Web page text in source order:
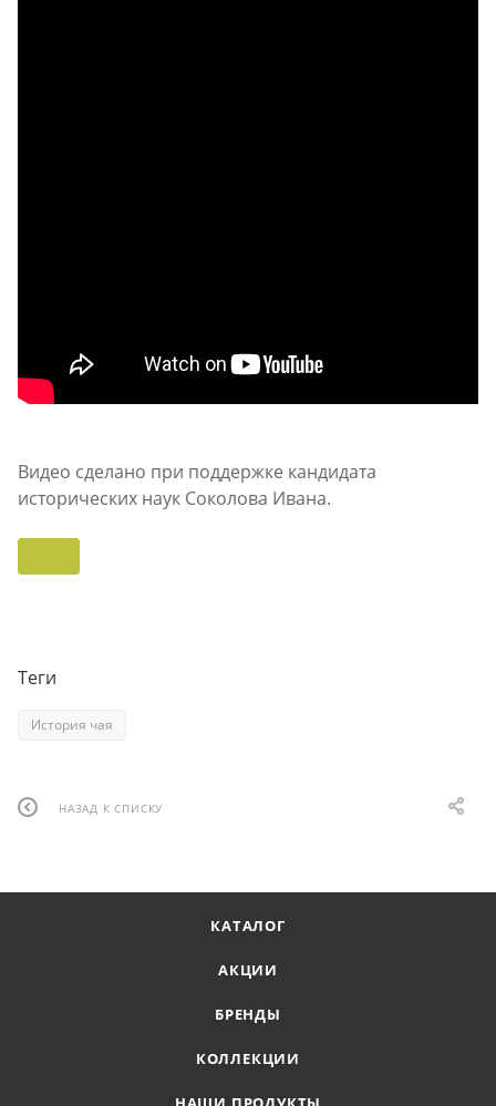
Видео сделано при поддержке кандидата
исторических наук Соколова Ивана.
Теги
История чая
НАЗАД К СПИСКУ
КАТАЛОГ
АКЦИИ
БРЕНДЫ
КОЛЛЕКЦИИ